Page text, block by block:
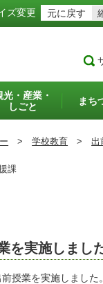
ズ変更 元に戻す
光・産業・
しごと
まち
> 学校教育 > 出
課
を実施しまし
授業を実施しました